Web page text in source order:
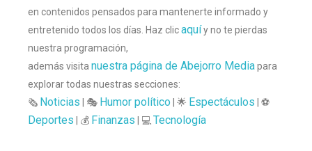
en contenidos pensados para mantenerte informado y
entretenido todos los días. Haz clicaquíy no te pierdas
nuestra programación,
además visita nuestra página de Abejorro Mediapara
explorar todas nuestras secciones:
🗞️ Noticias | 🎭 Humor político| 🌟 Espectáculos | ⚽
Deportes | 💰 Finanzas | 💻 Tecnología